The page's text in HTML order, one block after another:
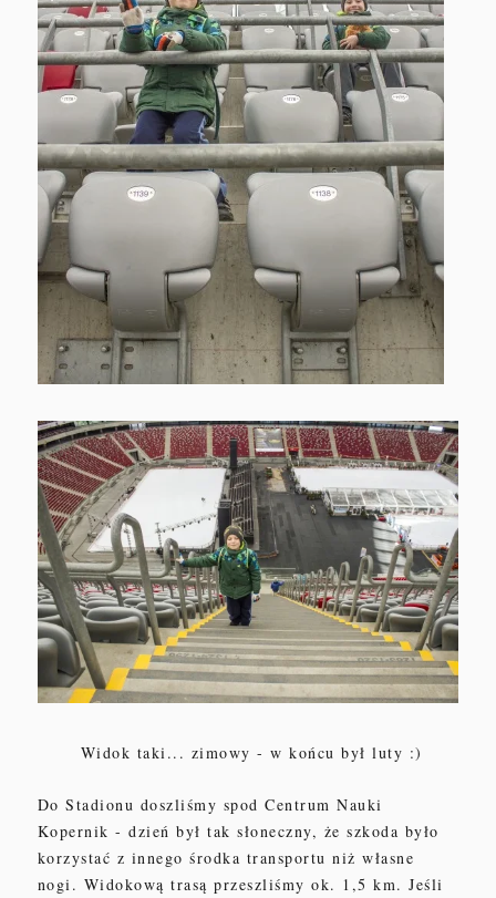
Widok taki... zimowy - w końcu był luty :)
Do Stadionu doszliśmy spod Centrum Nauki
Kopernik - dzień był tak słoneczny, że szkoda było
korzystać z innego środka transportu niż własne
nogi. Widokową trasąprzeszliśmy ok. 1,5 km.Jeśli